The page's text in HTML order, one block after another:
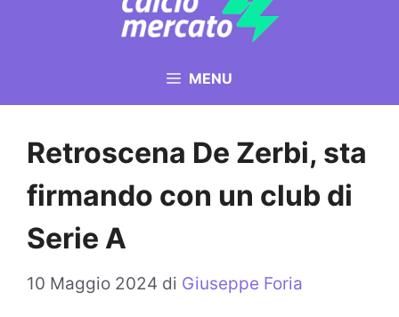
MENU
Retroscena De Zerbi, sta
firmando con un club di
Serie A
10 Maggio 2024 di Giuseppe Foria